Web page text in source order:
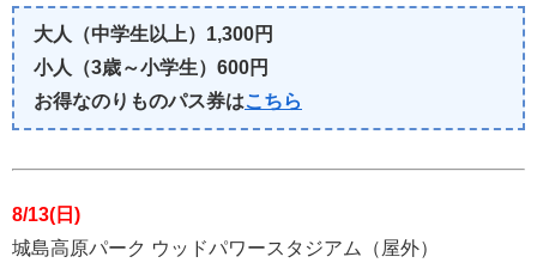
大人（中学生以上）1,300円
小人（3歳～小学生）600円
お得なのりものパス券はこちら
8/13(日)
城島高原パーク ウッドパワースタジアム（屋外）